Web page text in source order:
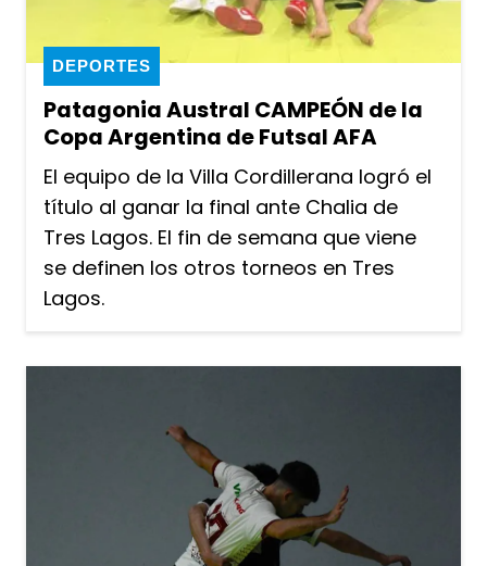
Patagonia Austral CAMPEÓN de la
Copa Argentina de Futsal AFA
DEPORTES
El equipo de la Villa Cordillerana logró el
título al ganar la final ante Chalia de
Tres Lagos. El fin de semana que viene
se definen los otros torneos en Tres
Lagos.